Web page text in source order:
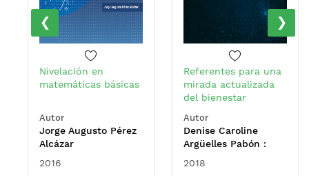
Nivelación en
matemáticas básicas
Autor
Jorge Augusto Pérez
Alcázar
2016
Referentes para una
mirada actualizada
del bienestar
contexto de la
educación a
distancia y virtual
Autor
Denise Caroline
Argüelles Pabón :
Cañas : María del
2018
‹ ›